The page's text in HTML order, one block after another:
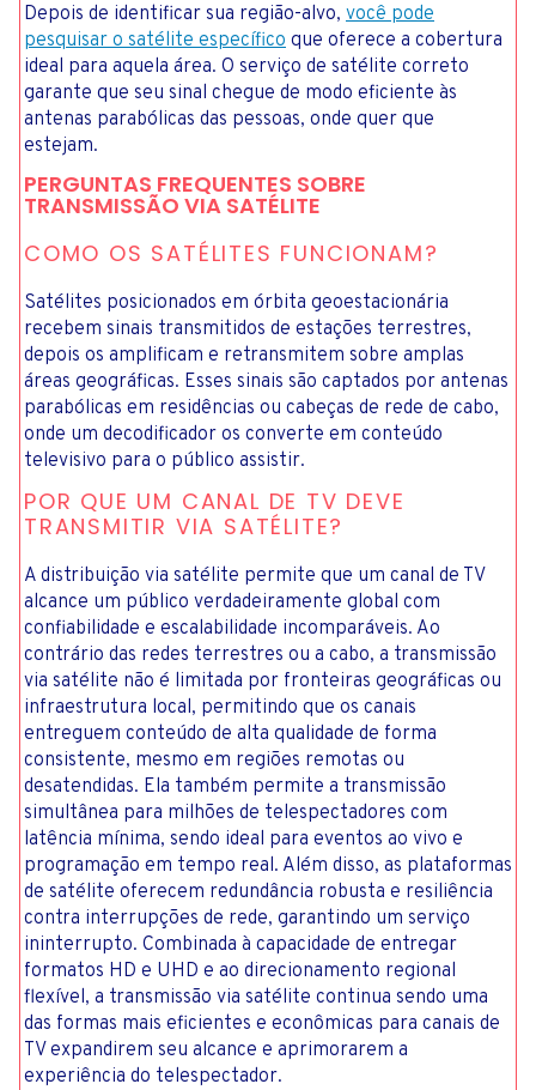
Depois de identificar sua região-alvo, você pode
pesquisar o satélite específico que oferece a cobertura
ideal para aquela área. O serviço de satélite correto
garante que seu sinal chegue de modo eficiente às
antenas parabólicas das pessoas, onde quer que
estejam.
PERGUNTAS FREQUENTES SOBRE
TRANSMISSÃO VIA SATÉLITE
COMO OS SATÉLITES FUNCIONAM?
Satélites posicionados em órbita geoestacionária
recebem sinais transmitidos de estações terrestres,
depois os amplificam e retransmitem sobre amplas
áreas geográficas. Esses sinais são captados por antenas
parabólicas em residências ou cabeças de rede de cabo,
onde um decodificador os converte em conteúdo
televisivo para o público assistir.
POR QUE UM CANAL DE TV DEVE
TRANSMITIR VIA SATÉLITE?
A distribuição via satélite permite que um canal de TV
alcance um público verdadeiramente global com
confiabilidade e escalabilidade incomparáveis. Ao
contrário das redes terrestres ou a cabo, a transmissão
via satélite não é limitada por fronteiras geográficas ou
infraestrutura local, permitindo que os canais
entreguem conteúdo de alta qualidade de forma
consistente, mesmo em regiões remotas ou
desatendidas. Ela também permite a transmissão
simultânea para milhões de telespectadores com
latência mínima, sendo ideal para eventos ao vivo e
programação em tempo real. Além disso, as plataformas
de satélite oferecem redundância robusta e resiliência
contra interrupções de rede, garantindo um serviço
ininterrupto. Combinada à capacidade de entregar
formatos HD e UHD e ao direcionamento regional
flexível, a transmissão via satélite continua sendo uma
das formas mais eficientes e econômicas para canais de
TV expandirem seu alcance e aprimorarem a
experiência do telespectador.